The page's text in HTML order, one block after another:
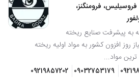
فرومنگنز،
به پیشرفت صنایع ریخته
روز افزون کشور به مواد اولیه ریخته
مواد...
09032753179
09219857202